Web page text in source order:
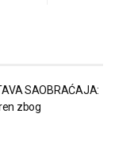
SAOBRAĆAJA:
zbog